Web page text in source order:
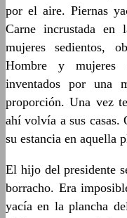
por el aire. Piernas
Carne incrustada en
mujeres sedientos,
Hombre y mujeres
inventados por una
proporción. Una vez
ahí volvía a sus casas.
su estancia en aquella
El hijo del presidente
borracho. Era
yacía en la plancha